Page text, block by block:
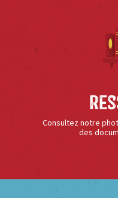
Consultez notre
des